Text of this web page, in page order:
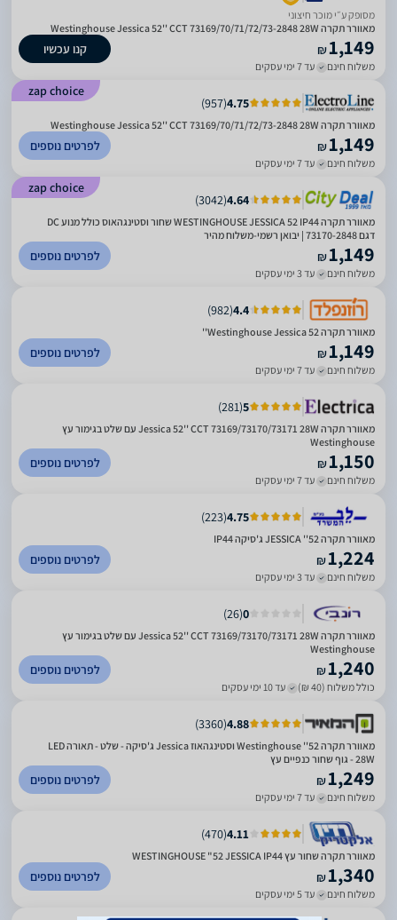
מסופק ע״י מוכר חיצוני
‏מאוורר תקרה Westinghouse Jessica 52'' CCT 73169/70/71/72/73-2848 28W
₪1,149
משלוח חינם עד 7 ימי עסקים
קנו עכשיו
zap choice
4.75
(
957
)
‏מאוורר תקרה Westinghouse Jessica 52'' CCT 73169/70/71/72/73-2848 28W
₪1,149
משלוח חינם עד 7 ימי עסקים
לפרטים נוספים
zap choice
4.64
(
3042
)
מאוורר תקרה WESTINGHOUSE JESSICA 52 IP44 שחור וסטינגהאוס כולל מנוע DC
דגם 73170-2848 | יבואן רשמי-משלוח מהיר
₪1,149
משלוח חינם עד 3 ימי עסקים
לפרטים נוספים
4.4
(
982
)
‏מאוורר תקרה Westinghouse Jessica 52''
₪1,149
משלוח חינם עד 7 ימי עסקים
לפרטים נוספים
5
(
281
)
‏מאוורר תקרה Jessica 52'' CCT 73169/73170/73171 28W עם שלט בגימור עץ
Westinghouse
₪1,150
משלוח חינם עד 7 ימי עסקים
לפרטים נוספים
4.75
(
223
)
מאוורר תקרה 52'' JESSICA ג'סיקה IP44
₪1,224
משלוח חינם עד 3 ימי עסקים
לפרטים נוספים
0
(
26
)
‏מאוורר תקרה Jessica 52'' CCT 73169/73170/73171 28W עם שלט בגימור עץ
Westinghouse
₪1,240
כולל משלוח (40 ₪) עד 10 ימי עסקים
לפרטים נוספים
4.88
(
3360
)
‏מאוורר תקרה 52'' Westinghouse וסטינגהאוז Jessica ג'סיקה - שלט - תאורה LED
28W - גוף שחור כנפיים עץ
₪1,249
משלוח חינם עד 7 ימי עסקים
לפרטים נוספים
4.11
(
470
)
מאוורר תקרה שחור עץ WESTINGHOUSE "52 JESSICA IP44
₪1,340
משלוח חינם עד 5 ימי עסקים
לפרטים נוספים